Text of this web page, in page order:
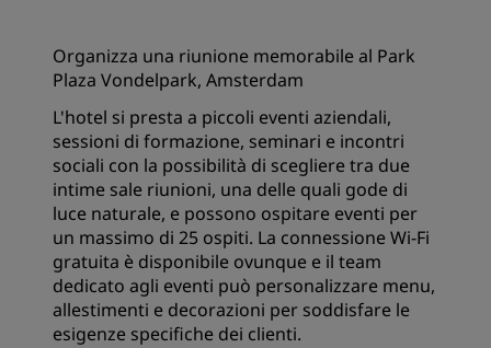
Organizza una riunione memorabile al Park
Plaza Vondelpark, Amsterdam
L'hotel si presta a piccoli eventi aziendali,
sessioni di formazione, seminari e incontri
sociali con la possibilità di scegliere tra due
intime sale riunioni, una delle quali gode di
luce naturale, e possono ospitare eventi per
un massimo di 25 ospiti. La connessione Wi-Fi
gratuita è disponibile ovunque e il team
dedicato agli eventi può personalizzare menu,
allestimenti e decorazioni per soddisfare le
esigenze specifiche dei clienti.